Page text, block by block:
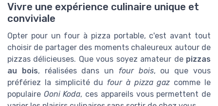
Vivre une expérience culinaire unique et
conviviale
Opter pour un four à pizza portable, c'est avant tout
choisir de partager des moments chaleureux autour de
pizzas délicieuses. Que vous soyez amateur de pizzas
au bois, réalisées dans un four bois, ou que vous
préfériez la simplicité du four à pizza gaz comme le
populaire Ooni Koda, ces appareils vous permettent de